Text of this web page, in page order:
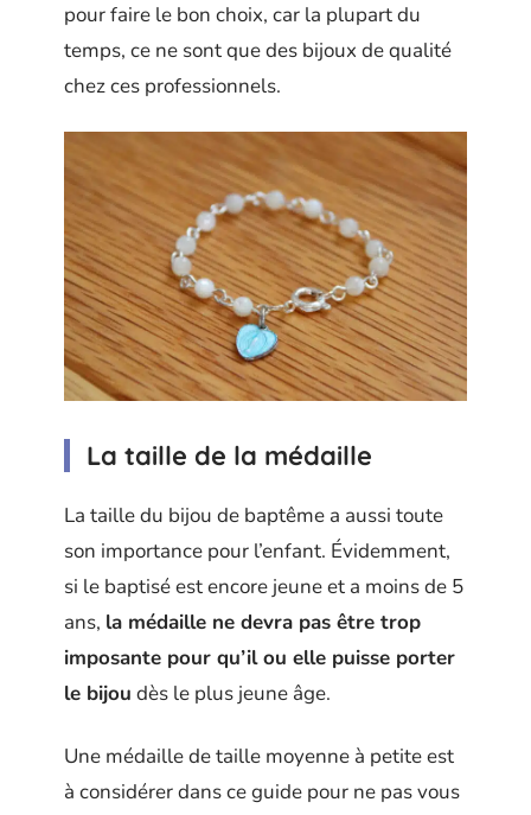
pour faire le bon choix, car la plupart du
temps, ce ne sont que des bijoux de qualité
chez ces professionnels.
La taille de la médaille
La taille du bijou de baptême a aussi toute
son importance pour l’enfant. Évidemment,
si le baptisé est encore jeune et a moins de 5
ans, la médaille ne devra pas être trop
imposante pour qu’il ou elle puisse porter
le bijou dès le plus jeune âge.
Une médaille de taille moyenne à petite est
à considérer dans ce guide pour ne pas vous